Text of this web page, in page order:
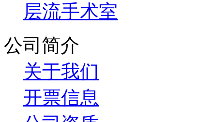
层流手术室
公司简介
关于我们
开票信息